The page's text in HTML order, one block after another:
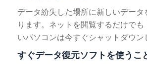
データ紛失した場所に新しいデー
ります。ネットを閲覧するだけで
いパソコンは今すぐシャットダウン
すぐデータ復元ソフトを使うこ